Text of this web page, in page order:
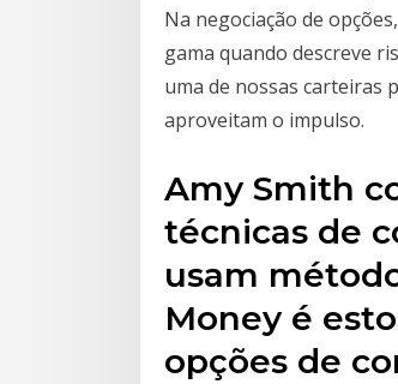
Na negociação de
gama quando descreve
uma de nossas carteiras
aproveitam o impulso.
Amy Smith
técnicas de
usam
Money é
opções de